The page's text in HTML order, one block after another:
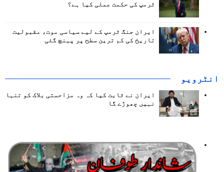
ٹرمپ کی حکمت عملی کیا ہے؟
ایران جنگ ٹرمپ کے لیے سیاسی موت، مقبولیت
تاریخ کی کم ترین سطح پر پہنچ گئی
انٹرويو
ایران نے ثابت کیا کہ وہ مزاحمتی بلاک کو تنہا
نہیں چھوڑے گا